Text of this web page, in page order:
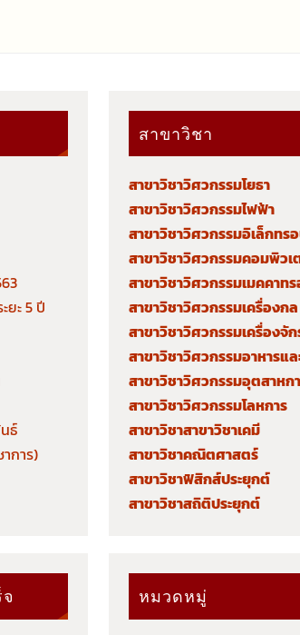
ะ 5 ปี
ธ์
การ)
สาขาวิชา
สาขาวิชาวิศวกรรมโยธา
สาขาวิชาวิศวกรรมไฟฟ้า
สาขาวิชาวิศวกรรมอิเล็กทร
สาขาวิชาวิศวกรรมคอมพิวเ
สาขาวิชาวิศวกรรมเมคคาท
สาขาวิชาวิศวกรรมเครื่องกล
สาขาวิชาวิศวกรรมเครื่องจั
สาขาวิชาวิศวกรรมอาหารแ
สาขาวิชาวิศวกรรมอุตสาหก
สาขาวิชาวิศวกรรมโลหการ
สาขาวิชาสาขาวิชาเคมี
สาขาวิชาคณิตศาสตร์
สาขาวิชาฟิสิกส์ประยุกต์
สาขาวิชาสถิติประยุกต์
หมวดหมู่